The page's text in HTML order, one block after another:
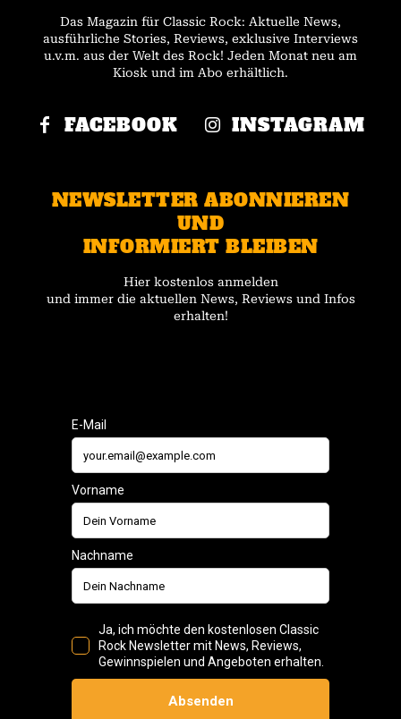
Das Magazin für Classic Rock: Aktuelle News,
ausführliche Stories, Reviews, exklusive Interviews
u.v.m. aus der Welt des Rock! Jeden Monat neu am
Kiosk und im Abo erhältlich.
FACEBOOK INSTAGRAM
NEWSLETTER ABONNIEREN
UND
INFORMIERT BLEIBEN
Hier kostenlos anmelden
und immer die aktuellen News, Reviews und Infos
erhalten!